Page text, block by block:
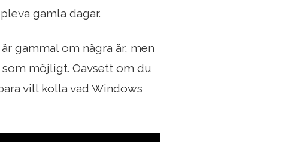
gamla dagar.
gammal om några år, men
möjligt. Oavsett om du
vill kolla vad Windows